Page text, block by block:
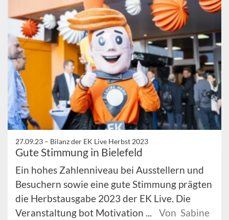
27.09.23 – Bilanz der EK Live Herbst 2023
Gute Stimmung in Bielefeld
Ein hohes Zahlenniveau bei Ausstellern und
Besuchern sowie eine gute Stimmung prägten
die Herbstausgabe 2023 der EK Live. Die
Veranstaltung bot Motivation ...
Von Sabine